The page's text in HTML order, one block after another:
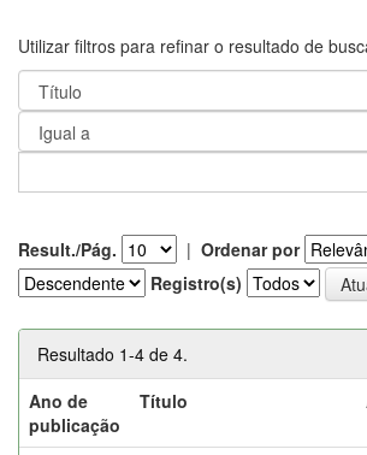
Utilizar filtros para refinar o resultado de
Result./Pág. | Ordenar por
Registro(s)
Resultado 1-4 de 4.
Ano de
publicação
Título